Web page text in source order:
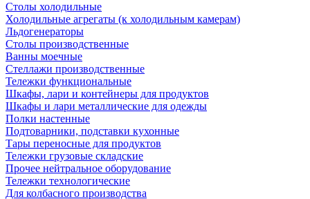
Столы холодильные
Холодильные агрегаты (к холодильным камерам)
Льдогенераторы
Столы производственные
Ванны моечные
Стеллажи производственные
Тележки функциональные
Шкафы, лари и контейнеры для продуктов
Шкафы и лари металлические для одежды
Полки настенные
Подтоварники, подставки кухонные
Тары переносные для продуктов
Тележки грузовые складские
Прочее нейтральное оборудование
Тележки технологические
Для колбасного производства